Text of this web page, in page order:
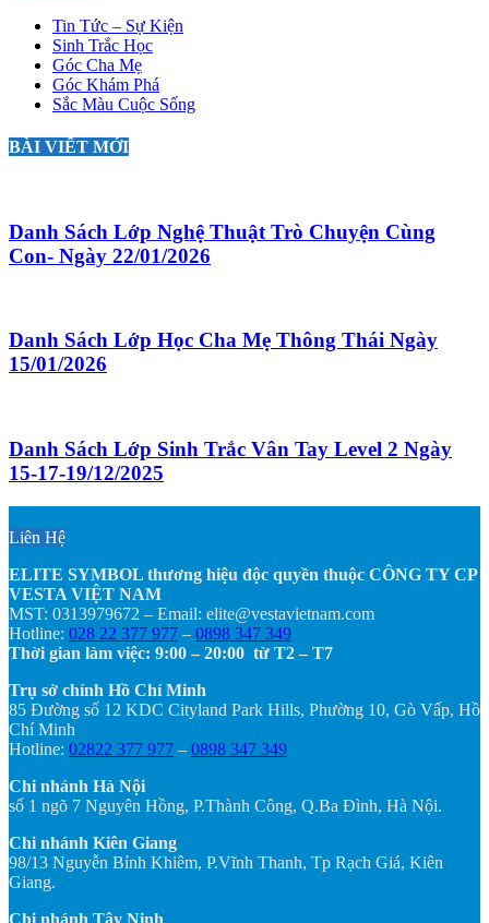
Tin Tức – Sự Kiện
Sinh Trắc Học
Góc Cha Mẹ
Góc Khám Phá
Sắc Màu Cuộc Sống
BÀI VIẾT MỚI
Danh Sách Lớp Nghệ Thuật Trò Chuyện Cùng
Con- Ngày 22/01/2026
Danh Sách Lớp Học Cha Mẹ Thông Thái Ngày
15/01/2026
Danh Sách Lớp Sinh Trắc Vân Tay Level 2 Ngày
15-17-19/12/2025
Liên Hệ
ELITE SYMBOL thương hiệu độc quyền thuộc CÔNG TY CP
VESTA VIỆT NAM
MST: 0313979672 – Email: elite@vestavietnam.com
Hotline: 028 22 377 977 – 0898 347 349
Thời gian làm việc: 9:00 – 20:00 từ T2 – T7
Trụ sở chính Hồ Chí Minh
85 Đường số 12 KDC Cityland Park Hills, Phường 10, Gò Vấp, Hồ
Chí Minh
Hotline: 02822 377 977 – 0898 347 349
Chi nhánh Hà Nội
số 1 ngõ 7 Nguyên Hồng, P.Thành Công, Q.Ba Đình, Hà Nội.
Chi nhánh Kiên Giang
98/13 Nguyễn Bỉnh Khiêm, P.Vĩnh Thanh, Tp Rạch Giá, Kiên
Giang.
Chi nhánh Tây Ninh